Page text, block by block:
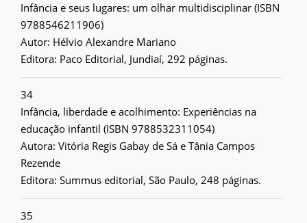
Infância e seus lugares: um olhar multidisciplinar (ISBN
9788546211906)
Autor: Hélvio Alexandre Mariano
Editora: Paco Editorial, Jundiaí, 292 páginas.
34
Infância, liberdade e acolhimento: Experiências na
educação infantil (ISBN 9788532311054)
Autora: Vitória Regis Gabay de Sá e Tânia Campos
Rezende
Editora: Summus editorial, São Paulo, 248 páginas.
35